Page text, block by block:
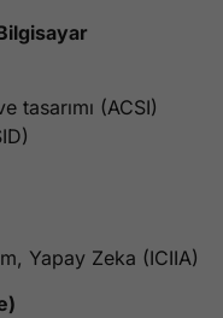
tasarımı (ACSI)
Yapay Zeka (ICIIA)